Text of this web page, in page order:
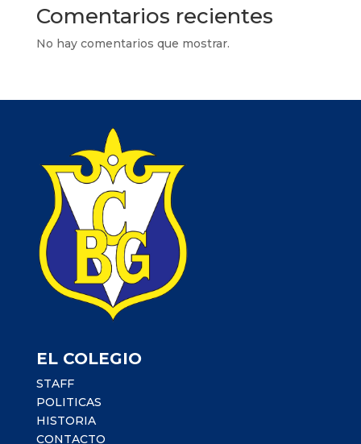
Comentarios recientes
No hay comentarios que mostrar.
EL COLEGIO
STAFF
POLITICAS
HISTORIA
CONTACTO